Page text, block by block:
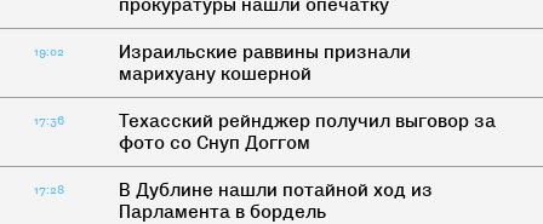
прокуратуры нашли опечатку
19:02
Израильские раввины признали
марихуану кошерной
17:36
Техасский рейнджер получил выговор за
фото со Снуп Доггом
17:28
В Дублине нашли потайной ход из
Парламента в бордель